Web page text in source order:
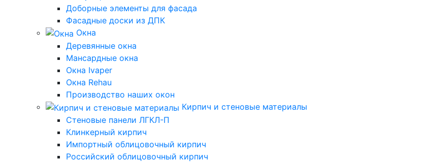
Доборные элементы для фасада
Фасадные доски из ДПК
Окна
Деревянные окна
Мансардные окна
Окна Ivaper
Окна Rehau
Производство наших окон
Кирпич и стеновые материалы
Стеновые панели ЛГКЛ-П
Клинкерный кирпич
Импортный облицовочный кирпич
Российский облицовочный кирпич